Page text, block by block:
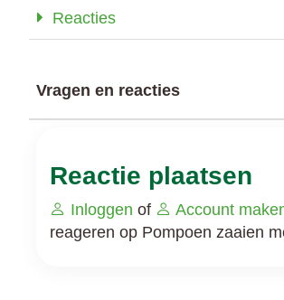
Reacties
Vragen en reacties
Reactie plaatsen
Inloggen of Account
reageren op Pompoen zaaien